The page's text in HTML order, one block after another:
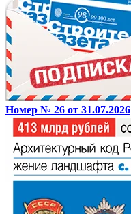
Номер № 26 от 31.07.2026